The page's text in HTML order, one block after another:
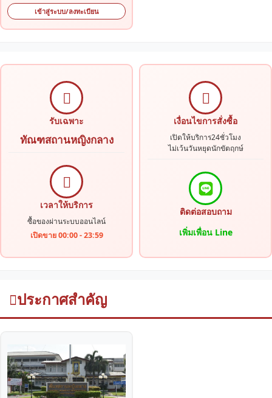
เข้าสู่ระบบ/ลงทะเบียน
รับเฉพาะ
ทัณฑสถานหญิงกลาง
เวลาให้บริการ
ซื้อของผ่านระบบออนไลน์
เปิดขาย 00:00 - 23:59
เงื่อนไขการสั่งซื้อ
เปิดให้บริการ24ชั่วโมง
ไม่เว้นวันหยุดนักขัตฤกษ์
ติดต่อสอบถาม
เพิ่มเพื่อน Line
ประกาศสำคัญ